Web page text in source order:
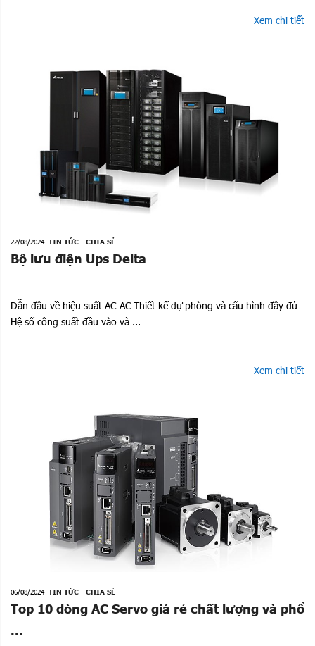
Xem chi tiết
22/08/2024 TIN TỨC - CHIA SẺ
Bộ lưu điện Ups Delta
Dẫn đầu về hiệu suất AC-AC Thiết kế dự phòng và cấu hình đầy đủ
Hệ số công suất đầu vào và ...
Xem chi tiết
06/08/2024 TIN TỨC - CHIA SẺ
Top 10 dòng AC Servo giá rẻ chất lượng và phổ
...